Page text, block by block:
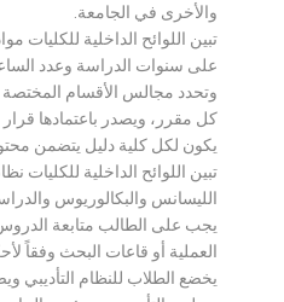
والأخرى في الجامعة.
تبين اللوائح الداخلية للكليات
على سنوات الدراسة وعدد
وتحدد مجالس الأقسام
كل مقرر، ويصدر باعتمادها
يكون لكل كلية دليل يتضمن
تبين اللوائح الداخلية للكليات
الليسانس والبكالوريوس
يجب على الطالب متابعة
العملية أو قاعات البحث وفقاً
يخضع الطلاب للنظام التأديبي